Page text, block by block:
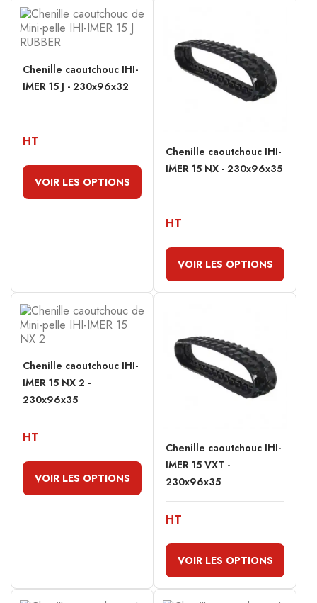
Chenille caoutchouc IHI-
IMER 15 J - 230x96x32
HT
VOIR LES OPTIONS
Chenille caoutchouc IHI-
IMER 15 NX - 230x96x35
HT
VOIR LES OPTIONS
Chenille caoutchouc IHI-
IMER 15 NX 2 -
230x96x35
HT
VOIR LES OPTIONS
Chenille caoutchouc IHI-
IMER 15 VXT -
230x96x35
HT
VOIR LES OPTIONS